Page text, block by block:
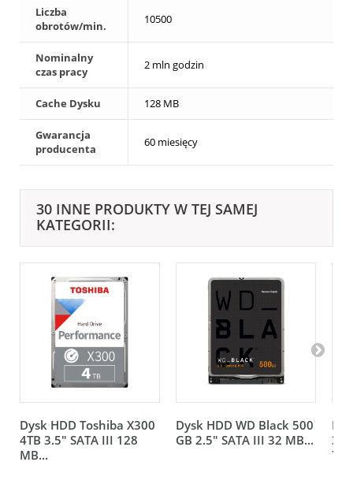
Liczba
obrotów/min.
10500
Nominalny
czas pracy
2 mln godzin
Cache Dysku 128 MB
Gwarancja
producenta
60 miesięcy
30 INNE PRODUKTY W TEJ SAMEJ
KATEGORII:
Dysk HDD Toshiba X300
4TB 3.5" SATA III 128
MB...
Dysk HDD WD Black 500
GB 2.5" SATA III 32 MB...